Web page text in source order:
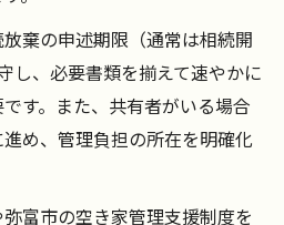
棄の申述期限（通常は相続開
し、必要書類を揃えて速やかに
す。また、共有者がいる場合
め、管理負担の所在を明確化
富市の空き家管理支援制度を